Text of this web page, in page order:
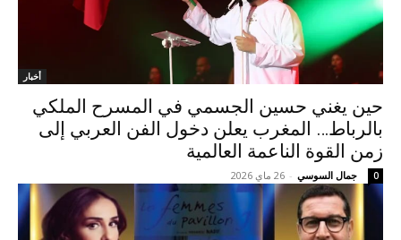
أخبار
حين يغني حسين الجسمي في المسرح الملكي
بالرباط… المغرب يعلن دخول الفن العربي إلى
زمن القوة الناعمة العالمية
جمال السوسي - 26 ماي 2026 0